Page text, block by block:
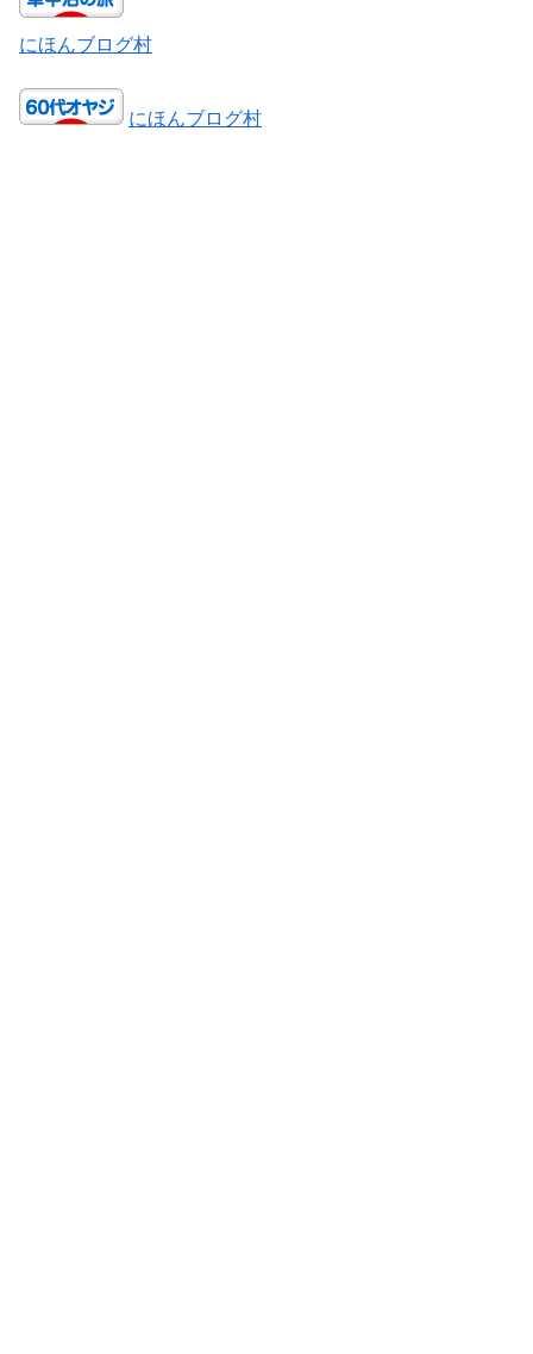
にほんブログ村
にほんブログ村